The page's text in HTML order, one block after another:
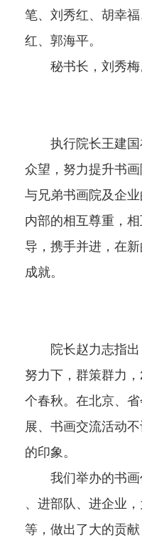
笔、刘秀红、胡幸
红、郭海平。
秘书长，刘秀梅
执行院长王建
众望，努力提升书
与兄弟书画院及企
内部的相互尊重，
导，携手并进，在
成就。
院长赵力志指
努力下，群策群力
个春秋。在北京、
展、书画交流活动
的印象。
我们举办的书画
、进部队、进企业
等，做出了大的贡献